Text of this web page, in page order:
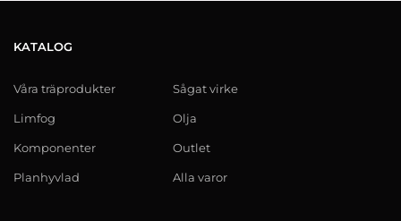
KATALOG
Våra träprodukter
Limfog
Komponenter
Planhyvlad
Sågat virke
Olja
Outlet
Alla varor